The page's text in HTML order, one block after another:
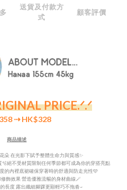
送貨及付款方
式
顧客評價
PRICE.ᐟ.ᐟ
⇢ HK$328
商品描述
朵 在光影下賦予整體生命力與質感✨
絕不受材質限制任何季節都可成為你的穿搭亮點
的內裡底裙確保穿著時的舒適與防走光性🩵
飾效果 營造優雅流暢的身材曲線🪄
長度 露出纖細腳踝更顯輕巧不拖沓~